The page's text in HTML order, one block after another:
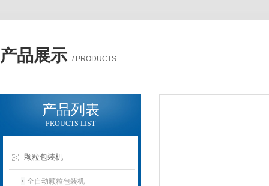
产品展示 / PRODUCTS
产品列表
PROUCTS LIST
颗粒包装机
全自动颗粒包装机